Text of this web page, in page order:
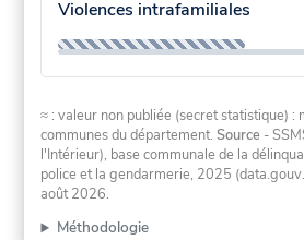
Violences intrafamiliales
≈ : valeur non publiée (secret statistique) :
communes du département.Source -
l'Intérieur), base communale de la
police et la gendarmerie, 2025
août 2026.
Méthodologie